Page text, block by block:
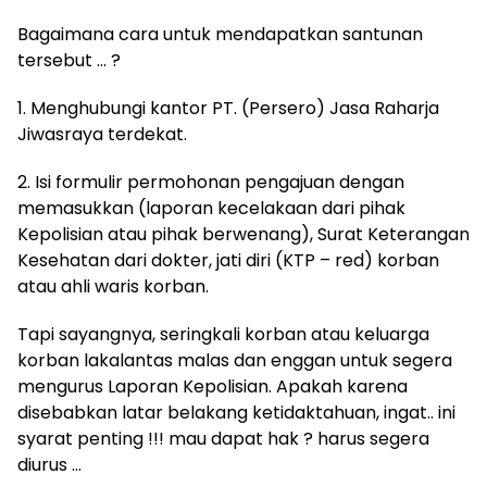
Bagaimana cara untuk mendapatkan santunan
tersebut … ?
1. Menghubungi kantor PT. (Persero) Jasa Raharja
Jiwasraya terdekat.
2. Isi formulir permohonan pengajuan dengan
memasukkan (laporan kecelakaan dari pihak
Kepolisian atau pihak berwenang), Surat Keterangan
Kesehatan dari dokter, jati diri (KTP – red) korban
atau ahli waris korban.
Tapi sayangnya, seringkali korban atau keluarga
korban lakalantas malas dan enggan untuk segera
mengurus Laporan Kepolisian. Apakah karena
disebabkan latar belakang ketidaktahuan, ingat.. ini
syarat penting !!! mau dapat hak ? harus segera
diurus …